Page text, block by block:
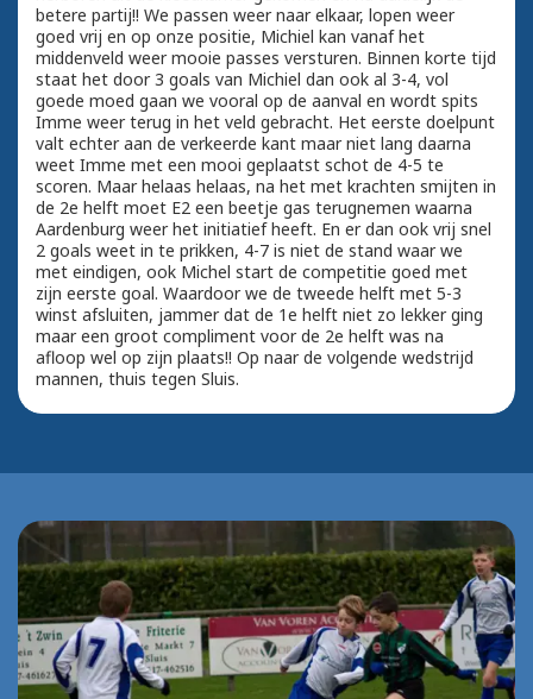
betere partij!! We passen weer naar elkaar, lopen weer
goed vrij en op onze positie, Michiel kan vanaf het
middenveld weer mooie passes versturen. Binnen korte tijd
staat het door 3 goals van Michiel dan ook al 3-4, vol
goede moed gaan we vooral op de aanval en wordt spits
Imme weer terug in het veld gebracht. Het eerste doelpunt
valt echter aan de verkeerde kant maar niet lang daarna
weet Imme met een mooi geplaatst schot de 4-5 te
scoren. Maar helaas helaas, na het met krachten smijten in
de 2e helft moet E2 een beetje gas terugnemen waarna
Aardenburg weer het initiatief heeft. En er dan ook vrij snel
2 goals weet in te prikken, 4-7 is niet de stand waar we
met eindigen, ook Michel start de competitie goed met
zijn eerste goal. Waardoor we de tweede helft met 5-3
winst afsluiten, jammer dat de 1e helft niet zo lekker ging
maar een groot compliment voor de 2e helft was na
afloop wel op zijn plaats!! Op naar de volgende wedstrijd
mannen, thuis tegen Sluis.